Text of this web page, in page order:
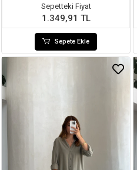
Sepetteki Fiyat
1.349,91 TL
Sepete Ekle